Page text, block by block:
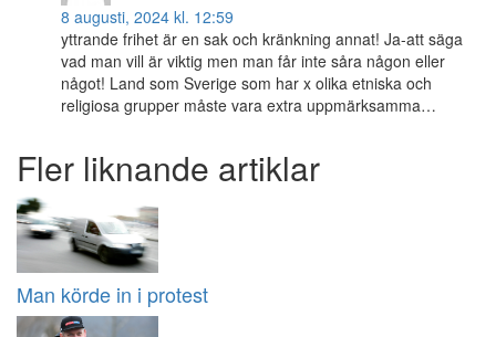
8 augusti, 2024 kl. 12:59
yttrande frihet är en sak och kränkning annat! Ja-att säga
vad man vill är viktig men man får inte såra någon eller
något! Land som Sverige som har x olika etniska och
religiosa grupper måste vara extra uppmärksamma…
Fler liknande artiklar
Man körde in i protest